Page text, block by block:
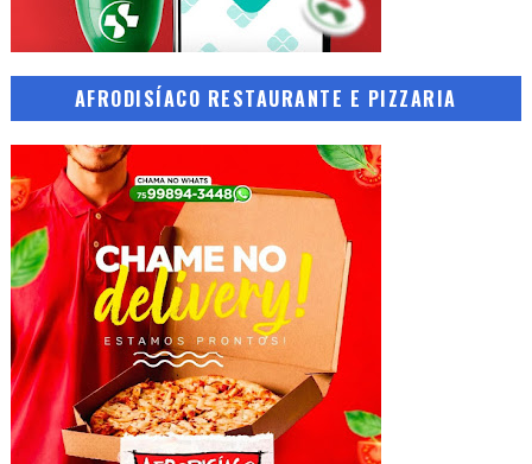
AFRODISÍACO RESTAURANTE E PIZZARIA